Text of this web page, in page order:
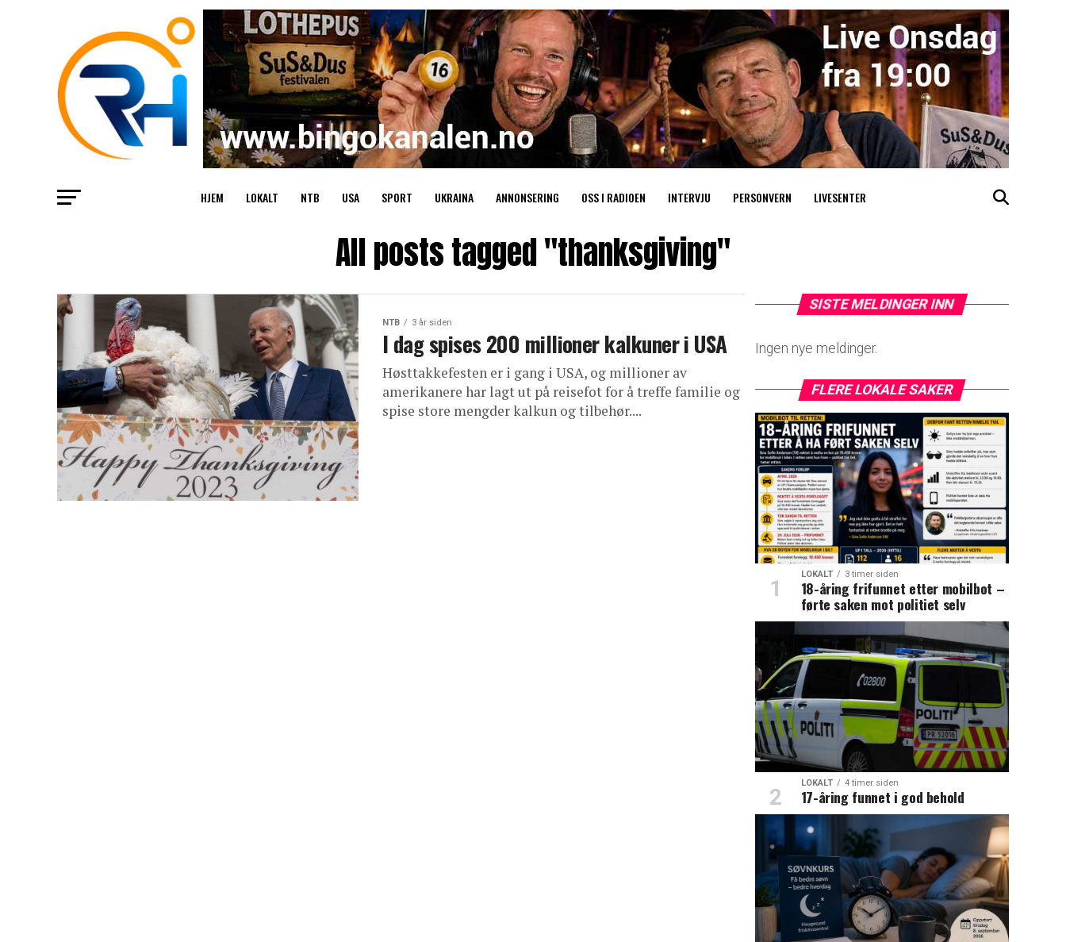
HJEM LOKALT NTB USA SPORT UKRAINA ANNONSERING OSS I RADIOEN INTERVJU PERSONVERN LIVESENTER
All posts tagged "thanksgiving"
NTB 3 år siden
I dag spises 200 millioner kalkuner i USA
Høsttakkefesten er i gang i USA, og millioner av
amerikanere har lagt ut på reisefot for å treffe familie og
spise store mengder kalkun og tilbehør....
SISTE MELDINGER INN
Ingen nye meldinger.
FLERE LOKALE SAKER
LOKALT 3 timer siden
18-åring frifunnet etter mobilbot –
førte saken mot politiet selv
LOKALT 4 timer siden
17-åring funnet i god behold